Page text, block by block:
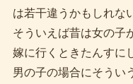
は若干違うかもしれな
そういえば昔は女の子
嫁に行くときたんすに
男の子の場合にそうい